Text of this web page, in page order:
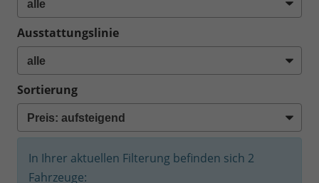
Ausstattungslinie
Sortierung
In Ihrer aktuellen Filterung befinden sich 2
Fahrzeuge: